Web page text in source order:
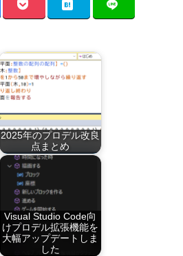
2025年のプロデル改良
点まとめ
Visual Studio Code向
けプロデル拡張機能を
大幅アップデートしま
した